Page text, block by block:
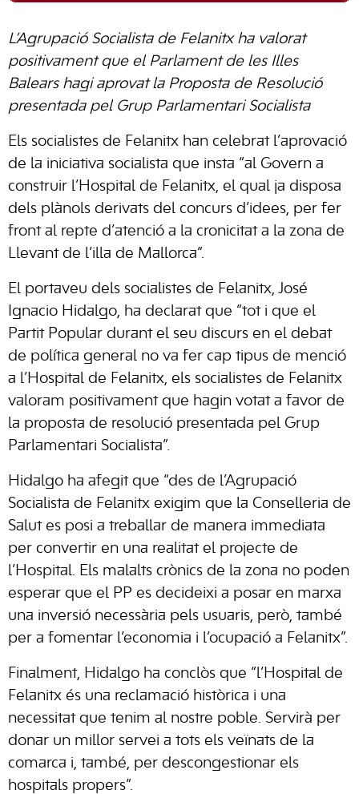
L’Agrupació Socialista de Felanitx ha valorat
positivament que el Parlament de les Illes
Balears hagi aprovat la Proposta de Resolució
presentada pel Grup Parlamentari Socialista
Els socialistes de Felanitx han celebrat l’aprovació
de la iniciativa socialista que insta “al Govern a
construir l’Hospital de Felanitx, el qual ja disposa
dels plànols derivats del concurs d’idees, per fer
front al repte d’atenció a la cronicitat a la zona de
Llevant de l’illa de Mallorca”.
El portaveu dels socialistes de Felanitx, José
Ignacio Hidalgo, ha declarat que “tot i que el
Partit Popular durant el seu discurs en el debat
de política general no va fer cap tipus de menció
a l’Hospital de Felanitx, els socialistes de Felanitx
valoram positivament que hagin votat a favor de
la proposta de resolució presentada pel Grup
Parlamentari Socialista”.
Hidalgo ha afegit que “des de l’Agrupació
Socialista de Felanitx exigim que la Conselleria de
Salut es posi a treballar de manera immediata
per convertir en una realitat el projecte de
l’Hospital. Els malalts crònics de la zona no poden
esperar que el PP es decideixi a posar en marxa
una inversió necessària pels usuaris, però, també
per a fomentar l’economia i l’ocupació a Felanitx”.
Finalment, Hidalgo ha conclòs que “l’Hospital de
Felanitx és una reclamació històrica i una
necessitat que tenim al nostre poble. Servirà per
donar un millor servei a tots els veïnats de la
comarca i, també, per descongestionar els
hospitals propers”.